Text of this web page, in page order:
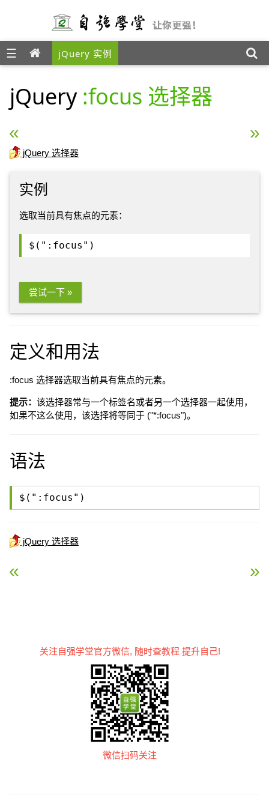
☰ jQuery 实例
jQuery :focus 选择器
« jQuery :animated 选择器jQuery :contains() 选择
jQuery 选择器
实例
选取当前具有焦点的元素：
$(":focus")
尝试一下 »
定义和用法
:focus 选择器选取当前具有焦点的元素。
提示： 该选择器常与一个标签名或者另一个选择器一起使用，
如果不这么使用，该选择将等同于 ("*:focus")。
语法
$(":focus")
jQuery 选择器
« jQuery :animated 选择器jQuery :contains() 选择
关注自强学堂官方微信, 随时查教程 提升自己!
微信扫码关注